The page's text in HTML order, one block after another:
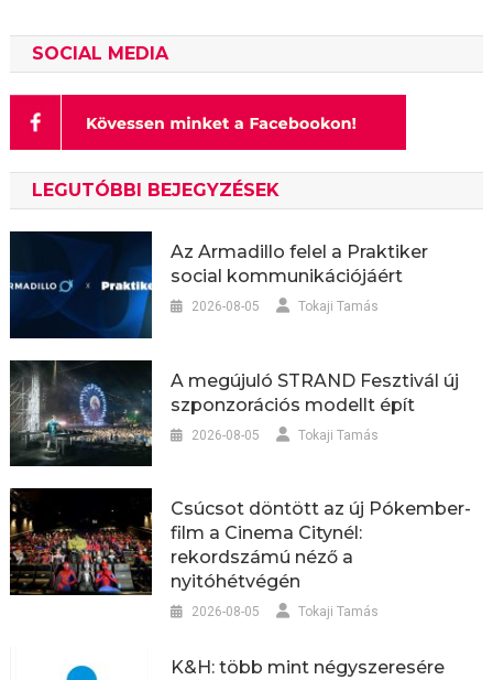
SOCIAL MEDIA
LEGUTÓBBI BEJEGYZÉSEK
Az Armadillo felel a Praktiker
social kommunikációjáért
2026-08-05 Tokaji Tamás
A megújuló STRAND Fesztivál új
szponzorációs modellt épít
2026-08-05 Tokaji Tamás
Csúcsot döntött az új Pókember-
film a Cinema Citynél:
rekordszámú néző a
nyitóhétvégén
2026-08-05 Tokaji Tamás
K&H: több mint négyszeresére